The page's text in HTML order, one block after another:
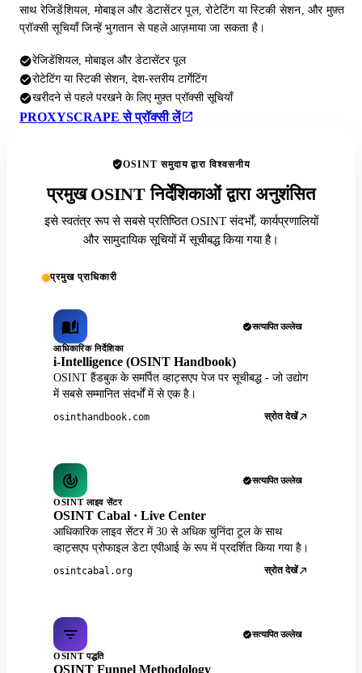
साथ रेजिडेंशियल, मोबाइल और डेटासेंटर पूल, रोटेटिंग या स्टिकी सेशन, और मुफ़्त
प्रॉक्सी सूचियाँ जिन्हें भुगतान से पहले आज़माया जा सकता है।
रेजिडेंशियल, मोबाइल और डेटासेंटर पूल
रोटेटिंग या स्टिकी सेशन, देश-स्तरीय टार्गेटिंग
खरीदने से पहले परखने के लिए मुफ़्त प्रॉक्सी सूचियाँ
PROXYSCRAPE से प्रॉक्सी लें
OSINT समुदाय द्वारा विश्वसनीय
प्रमुख OSINT निर्देशिकाओं द्वारा अनुशंसित
इसे स्वतंत्र रूप से सबसे प्रतिष्ठित OSINT संदर्भों, कार्यप्रणालियों
और सामुदायिक सूचियों में सूचीबद्ध किया गया है।
प्रमुख प्राधिकारी
सत्यापित उल्लेख
आधिकारिक निर्देशिका
i-Intelligence (OSINT Handbook)
OSINT हैंडबुक के समर्पित व्हाट्सएप पेज पर सूचीबद्ध - जो उद्योग
में सबसे सम्मानित संदर्भों में से एक है।
osinthandbook.com स्रोत देखें
सत्यापित उल्लेख
OSINT लाइव सेंटर
OSINT Cabal · Live Center
आधिकारिक लाइव सेंटर में 30 से अधिक चुनिंदा टूल के साथ
व्हाट्सएप प्रोफाइल डेटा एपीआई के रूप में प्रदर्शित किया गया है।
osintcabal.org स्रोत देखें
सत्यापित उल्लेख
OSINT पद्धति
OSINT Funnel Methodology